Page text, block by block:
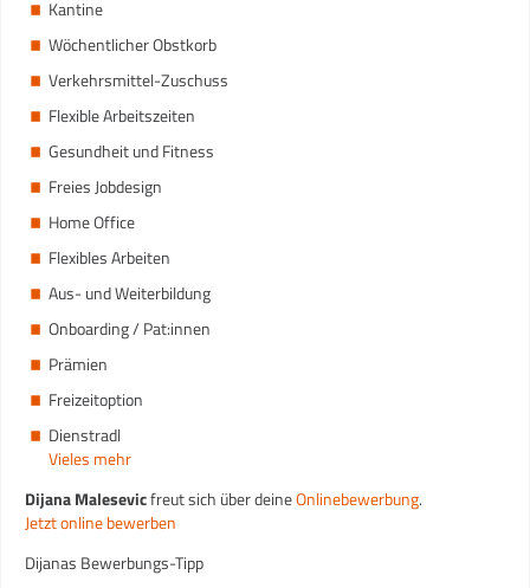
Kantine
Wöchentlicher Obstkorb
Verkehrsmittel-Zuschuss
Flexible Arbeitszeiten
Gesundheit und Fitness
Freies Jobdesign
Home Office
Flexibles Arbeiten
Aus- und Weiterbildung
Onboarding / Pat:innen
Prämien
Freizeitoption
Dienstradl
Vieles mehr
Dijana Malesevicfreut sich über deineOnlinebewerbung.
Jetzt online bewerben
Dijanas Bewerbungs-Tipp